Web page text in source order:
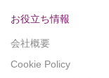
お役立ち情報
会社概要
Cookie Policy